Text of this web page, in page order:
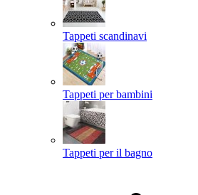
Tappeti scandinavi
Tappeti per bambini
Tappeti per il bagno